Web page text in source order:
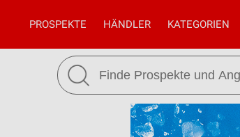
PROSPEKTE HÄNDLER KATEGORIEN